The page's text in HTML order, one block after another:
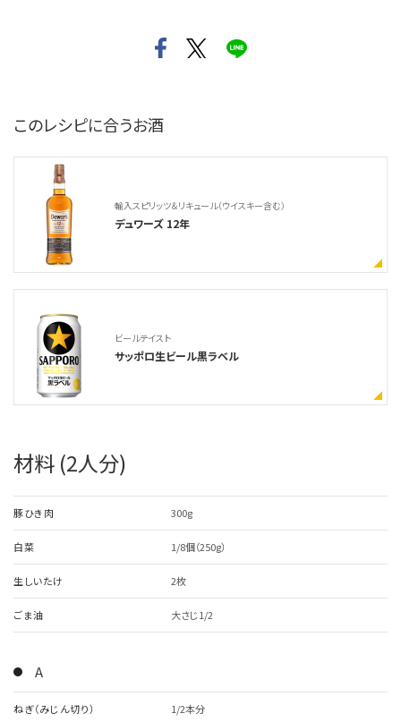
このレシピに合うお酒
輸入スピリッツ＆リキュール（ウイスキー含む）
デュワーズ 12年
ビールテイスト
サッポロ生ビール黒ラベル
材料 (2人分)
豚ひき肉 300g
白菜 1/8個（250g）
生しいたけ 2枚
ごま油 大さじ1/2
A
ねぎ（みじん切り） 1/2本分